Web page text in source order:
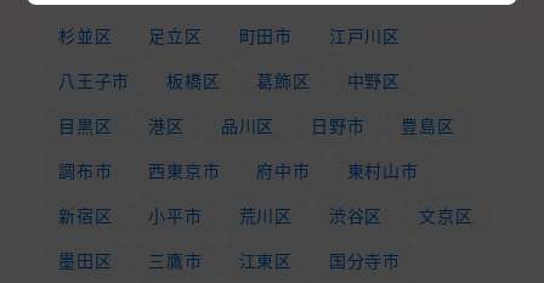
杉並区
足立区 町田市
江戸川区
八王子市
板橋区 葛飾区
中野区
目黒区
港区 品川区 日野市
豊島区
調布市
西東京市 府中市
東村山市
新宿区
小平市 荒川区 渋谷区
文京区
墨田区
三鷹市 江東区
国分寺市